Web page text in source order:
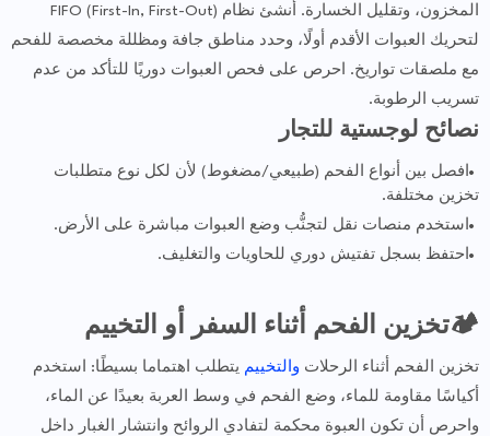
المخزون، وتقليل الخسارة. أنشئ نظام FIFO (First-In, First-Out)
لتحريك العبوات الأقدم أولًا، وحدد مناطق جافة ومظللة مخصصة للفحم
مع ملصقات تواريخ. احرص على فحص العبوات دوريًا للتأكد من عدم
تسريب الرطوبة.
نصائح لوجستية للتجار
افصل بين أنواع الفحم (طبيعي/مضغوط) لأن لكل نوع متطلبات
تخزين مختلفة.
استخدم منصات نقل لتجنُّب وضع العبوات مباشرة على الأرض.
احتفظ بسجل تفتيش دوري للحاويات والتغليف.
🏕تخزين الفحم أثناء السفر أو التخييم
تخزين الفحم أثناء الرحلات والتخييم يتطلب اهتماما بسيطًا: استخدم
أكياسًا مقاومة للماء، وضع الفحم في وسط العربة بعيدًا عن الماء،
واحرص أن تكون العبوة محكمة لتفادي الروائح وانتشار الغبار داخل